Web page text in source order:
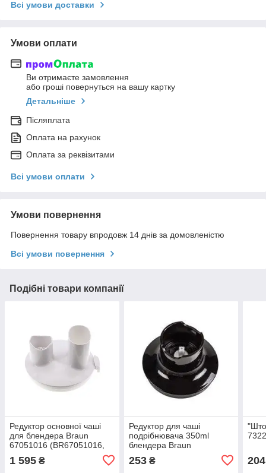
Всі умови доставки
Умови оплати
Ви отримаєте замовлення
або гроші повернуться на вашу картку
Детальніше
Післяплата
Оплата на рахунок
Оплата за реквізитами
Всі умови оплати
Умови повернення
Повернення товару впродовж 14 днів за домовленістю
Всі умови повернення
Подібні товари компанії
Редуктор основної чаші
для блендера Braun
67051016 (BR67051016,
1 595 ₴
Редуктор для чаші
подрібнювача 350ml
блендера Braun
253₴ 204